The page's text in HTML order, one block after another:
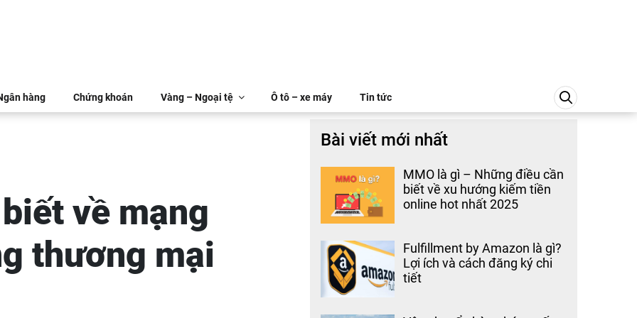
hàng Chứng khoán Vàng – Ngoại tệ Ô tô – xe máy Tin tức
về mạng
thương mại
Bài viết mới nhất
MMO là gì – Những điều cần
biết về xu hướng kiếm tiền
online hot nhất 2025
Fulfillment by Amazon là gì?
Lợi ích và cách đăng ký chi
tiết